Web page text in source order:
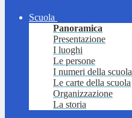
Scuola
Panoramica
Presentazione
I luoghi
Le persone
I numeri della scuola
Le carte della scuola
Organizzazione
La storia